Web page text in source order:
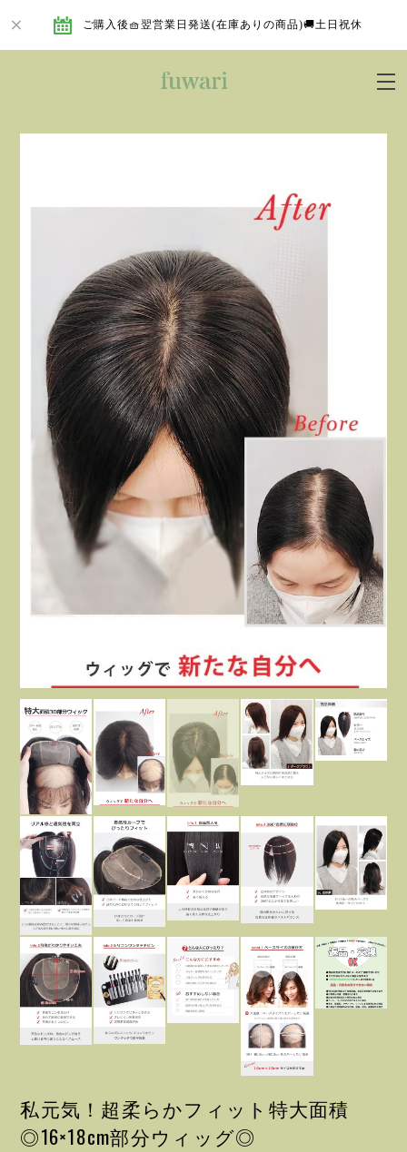
ご購入後🧺翌営業日発送(在庫ありの商品)🚚土日祝休
私元気！超柔らかフィット特大面積
◎16×18cm部分ウィッグ◎